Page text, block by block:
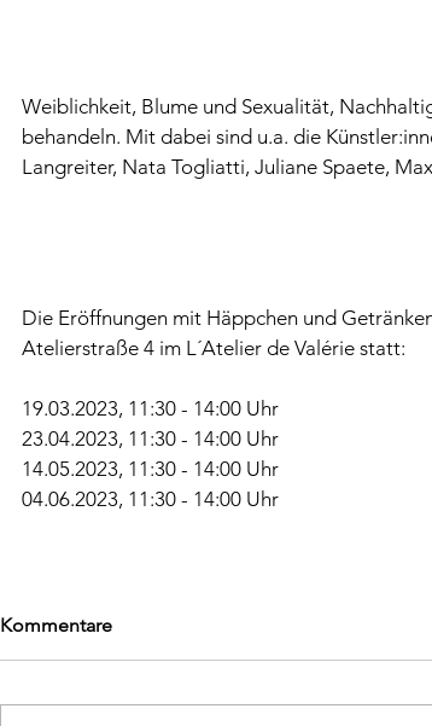
Weiblichkeit, Blume und Sexualität,
behandeln. Mit dabei sind u.a. die
Langreiter, Nata Togliatti, Juliane Spaete,
Die Eröffnungen mit Häppchen und
Atelierstraße 4 im L´Atelier de Valérie statt:
19.03.2023, 11:30 - 14:00 Uhr
23.04.2023, 11:30 - 14:00 Uhr
14.05.2023, 11:30 - 14:00 Uhr
04.06.2023, 11:30 - 14:00 Uhr
Kommentare